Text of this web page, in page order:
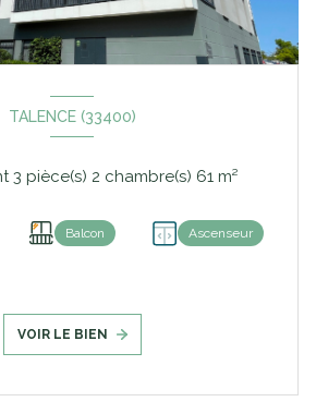
TALENCE (33400)
Appartement 3 pièce(s) 2 chambre(s) 61 m²
Balcon Ascenseur
VOIR LE BIEN